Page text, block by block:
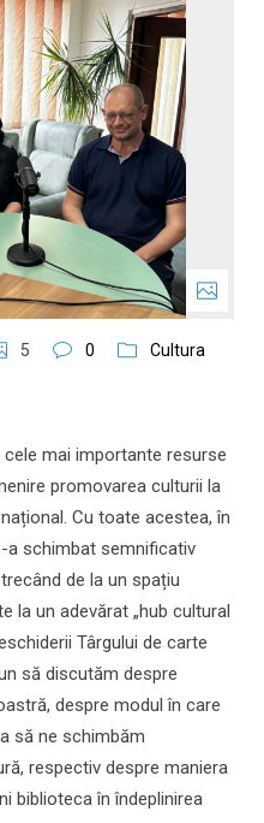
5 0 Cultura
mai importante resurse
promovarea culturii la
Cu toate acestea, în
a schimbat semnificativ
de la un spațiu
la un adevărat „hub cultural
Târgului de carte
să discutăm despre
despre modul în care
să ne schimbăm
respectiv despre maniera
biblioteca în îndeplinirea